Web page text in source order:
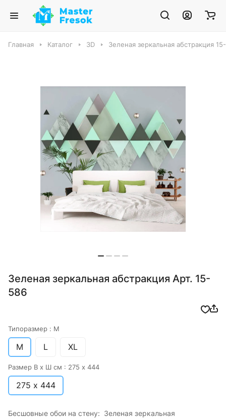
Главная Каталог 3D Зеленая зеркальная абстракция
Зеленая зеркальная абстракция Арт. 15-
586
Типоразмер : M
M L XL
Размер В х Ш см : 275 х 444
275 х 444
Бесшовные обои на стену: Зеленая зеркальная